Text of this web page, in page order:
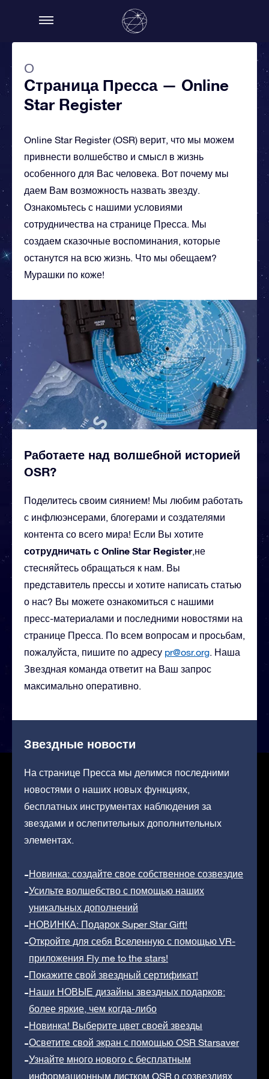
О
Cтраница Пресса — Online
Star Register
Online Star Register (OSR) верит, что мы можем
привнести волшебство и смысл в жизнь
особенного для Вас человека. Вот почему мы
даем Вам возможность назвать звезду.
Ознакомьтесь с нашими условиями
сотрудничества на странице Пресса. Мы
создаем сказочные воспоминания, которые
останутся на всю жизнь. Что мы обещаем?
Мурашки по коже!
Работаете над волшебной историей
OSR?
Поделитесь своим сиянием! Мы любим работать
с инфлюэнсерами, блогерами и создателями
контента со всего мира! Если Вы хотите
сотрудничать с Online Star Register,не
стесняйтесь обращаться к нам. Вы
представитель прессы и хотите написать статью
о нас? Вы можете ознакомиться с нашими
пресс-материалами и последними новостями на
странице Пресса. По всем вопросам и просьбам,
пожалуйста, пишите по адресу pr@osr.org. Наша
Звездная команда ответит на Ваш запрос
максимально оперативно.
Звездные новости
На странице Пресса мы делимся последними
новостями о наших новых функциях,
бесплатных инструментах наблюдения за
звездами и ослепительных дополнительных
элементах.
Новинка: создайте свое собственное созвездие
Усильте волшебство с помощью наших
уникальных дополнений
НОВИНКА: Подарок Super Star Gift!
Откройте для себя Вселенную с помощью VR-
приложения Fly me to the stars!
Покажите свой звездный сертификат!
Наши НОВЫЕ дизайны звездных подарков:
более яркие, чем когда-либо
Новинка! Выберите цвет своей звезды
Осветите свой экран с помощью OSR Starsaver
Узнайте много нового с бесплатным
информационным листком OSR о созвездиях